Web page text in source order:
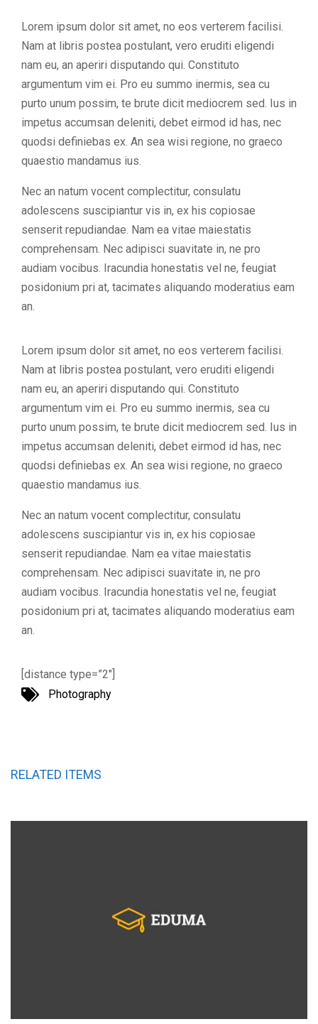
Lorem ipsum dolor sit amet, no eos verterem facilisi.
Nam at libris postea postulant, vero eruditi eligendi
nam eu, an aperiri disputando qui. Constituto
argumentum vim ei. Pro eu summo inermis, sea cu
purto unum possim, te brute dicit mediocrem sed. Ius in
impetus accumsan deleniti, debet eirmod id has, nec
quodsi definiebas ex. An sea wisi regione, no graeco
quaestio mandamus ius.
Nec an natum vocent complectitur, consulatu
adolescens suscipiantur vis in, ex his copiosae
senserit repudiandae. Nam ea vitae maiestatis
comprehensam. Nec adipisci suavitate in, ne pro
audiam vocibus. Iracundia honestatis vel ne, feugiat
posidonium pri at, tacimates aliquando moderatius eam
an.
Lorem ipsum dolor sit amet, no eos verterem facilisi.
Nam at libris postea postulant, vero eruditi eligendi
nam eu, an aperiri disputando qui. Constituto
argumentum vim ei. Pro eu summo inermis, sea cu
purto unum possim, te brute dicit mediocrem sed. Ius in
impetus accumsan deleniti, debet eirmod id has, nec
quodsi definiebas ex. An sea wisi regione, no graeco
quaestio mandamus ius.
Nec an natum vocent complectitur, consulatu
adolescens suscipiantur vis in, ex his copiosae
senserit repudiandae. Nam ea vitae maiestatis
comprehensam. Nec adipisci suavitate in, ne pro
audiam vocibus. Iracundia honestatis vel ne, feugiat
posidonium pri at, tacimates aliquando moderatius eam
an.
[distance type=”2″]
Photography
RELATED ITEMS